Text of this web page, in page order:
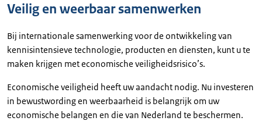
Veilig en weerbaar samenwerken
Bij internationale samenwerking voor de ontwikkeling van
kennisintensieve technologie, producten en diensten, kunt u te
maken krijgen met economische veiligheidsrisico’s.
Economische veiligheid heeft uw aandacht nodig. Nu investeren
in bewustwording en weerbaarheid is belangrijk om uw
economische belangen en die van Nederland te beschermen.